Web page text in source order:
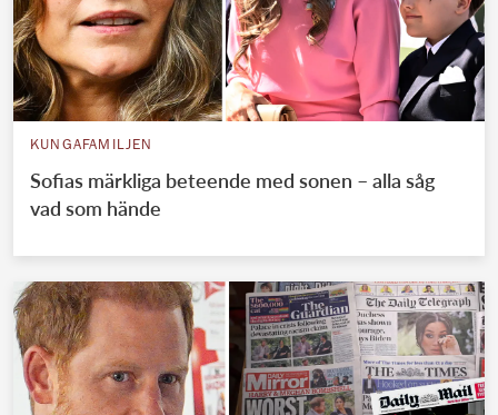
KUNGAFAMILJEN
Sofias märkliga beteende med sonen – alla såg
vad som hände